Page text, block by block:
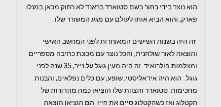
הוא נוצר בידי בחור בשם סטוארד בראנד לא רחוק מכאן במנלו
פארק, והוא הביא אותו לעולם עם מגע המשורר שלו.
זה היה בשנות השישים המאוחרות לפני המחשב האישי
והוצאה לאור שולחנית, והכל נוצר עם מכונת כתיבה מספריים
ומצלמות פולרואיד. זה היה מעין גוגל על נייר, 35 שנה לפני
גוגל. הוא היה אידאליסטי, שופע, עם כלים נפלאים, והבנות
מחכימות. סטוארד והצוות שלו הוציאו כמה מהדורות של
הקטלוג ואז כשהקטלוג סיים את חייו הם הוציאו הוצאה